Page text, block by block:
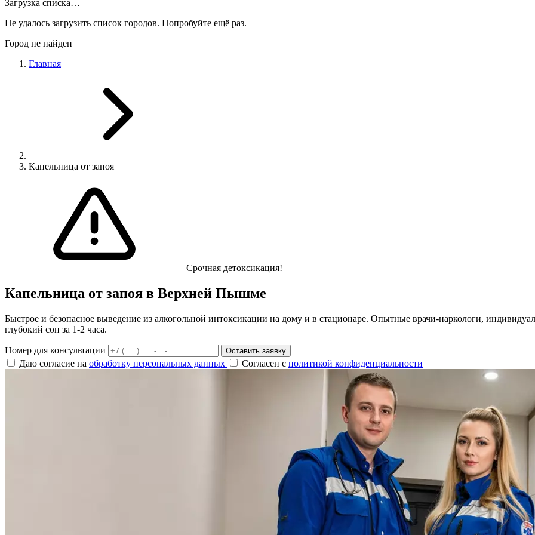
Загрузка списка…
Не удалось загрузить список городов. Попробуйте ещё раз.
Город не найден
Главная
Капельница от запоя
Срочная детоксикация!
Капельница от запоя в Верхней Пышме
Быстрое и безопасное выведение из алкогольной интоксикации на дому и в стационаре. Опытные врачи-наркологи,
глубокий сон за 1-2 часа.
Номер для консультации Оставить заявку
Даю согласие на обработку персональных данных Согласен с политикой конфиденциальности